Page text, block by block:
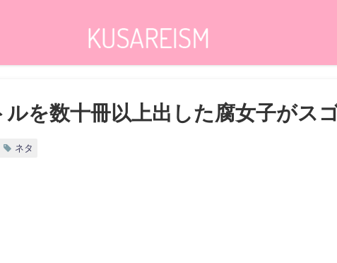
ルを数十冊以上出した腐女子がス
ネタ